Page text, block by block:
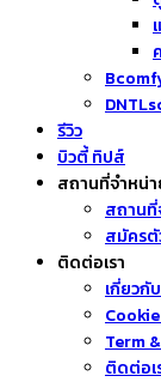
รีวิว
บิวตี้ ทิปส์
สถานที่จำหน่
สถานที่
สมัครตั
ติดต่อเรา
เกี่ยวกับ
Term
ติดต่อเ